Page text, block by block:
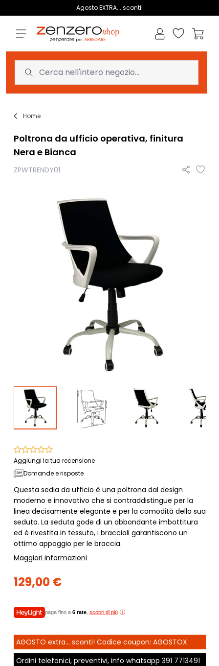
Agosto EXTRA... sconti!
Lista dei
Home
Poltrona da ufficio operativa, finitura
Nera e Bianca
ZPWTRENDY01
Aggiungi la tua recensione
Domande e risposte
Questa sedia da ufficio è una poltrona dal design
moderno e innovativo che si contraddistingue per la
linea decisamente elegante e per la comodità della sua
seduta. La seduta gode di un abbondante imbottitura
ed è rivestita in tessuto, i braccioli garantiscono un
ottimo appoggio per le braccia.
Maggiori informazioni
129,00 €
paga fino a 6 rate, scopri di più
AGOSTO extra... sconti! Codice coupon: AGOSTOX
Ordini telefonici, preventivi, info whatsapp 391 7713491